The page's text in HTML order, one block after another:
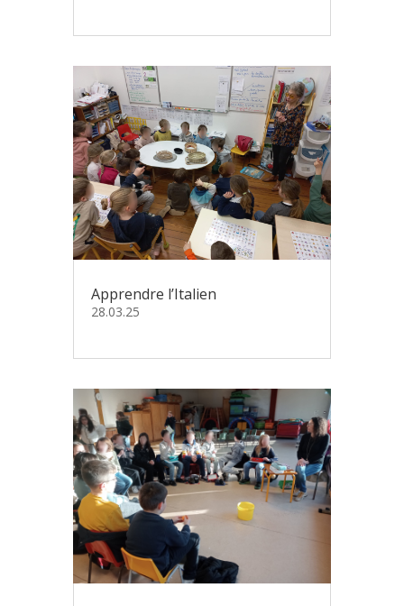
Apprendre l’Italien
28.03.25